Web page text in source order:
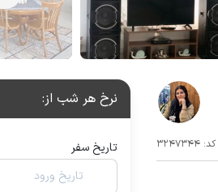
کد:3247344
نرخ هر شب از:
تاریخ سفر
تاریخ ورود